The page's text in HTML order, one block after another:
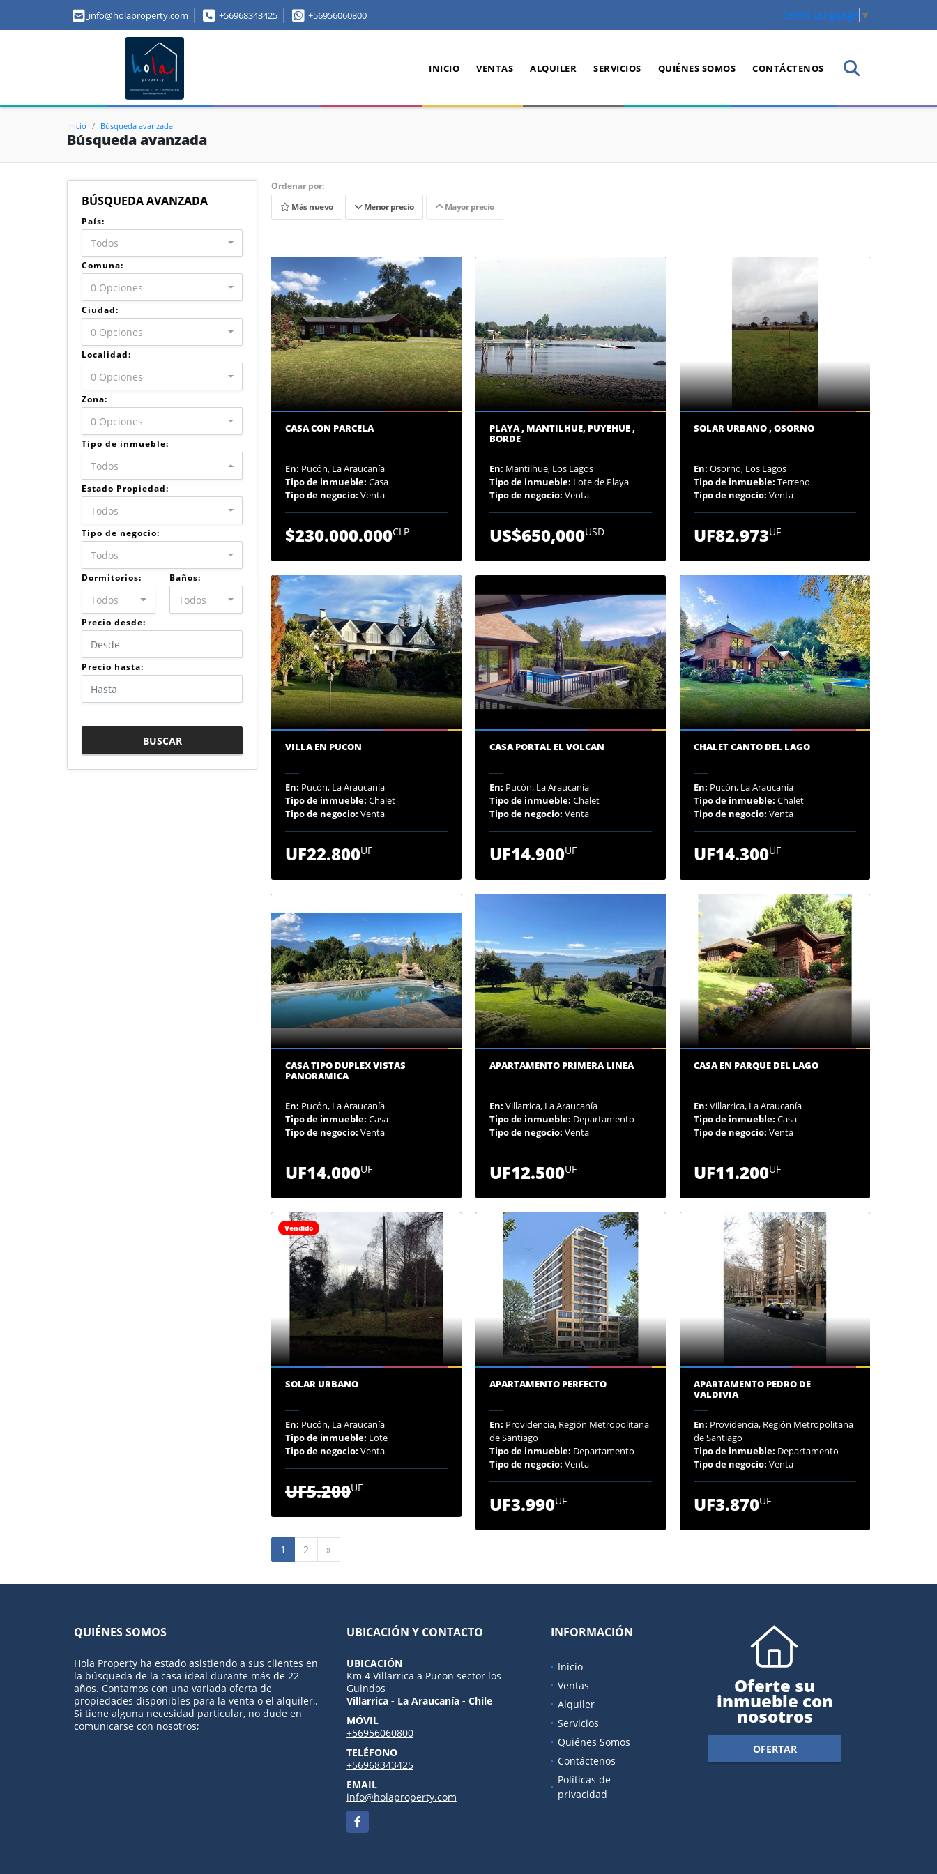
info@holaproperty.com +56968343425 +56956060800 Select Language ▼
INICIO VENTAS ALQUILER SERVICIOS QUIÉNES SOMOS CONTÁCTENOS
Inicio Búsqueda avanzada
Búsqueda avanzada
BÚSQUEDA AVANZADA
País:
Todos
Comuna:
0 Opciones
Ciudad:
0 Opciones
Localidad:
0 Opciones
Zona:
0 Opciones
Tipo de inmueble:
Todos
Estado Propiedad:
Todos
Tipo de negocio:
Todos
Dormitorios:
Todos
Baños:
Todos
Precio desde:
Precio hasta:
BUSCAR
Ordenar por:
Más nuevo
Menor precio Mayor precio
CASA CON PARCELA
En: Pucón, La Araucanía
Tipo de inmueble: Casa
Tipo de negocio: Venta
$230.000.000CLP
PLAYA , MANTILHUE, PUYEHUE ,
BORDE
En: Mantilhue, Los Lagos
Tipo de inmueble: Lote de Playa
Tipo de negocio: Venta
US$650,000USD
SOLAR URBANO , OSORNO
En: Osorno, Los Lagos
Tipo de inmueble: Terreno
Tipo de negocio: Venta
UF82.973UF
VILLA EN PUCON
En: Pucón, La Araucanía
Tipo de inmueble: Chalet
Tipo de negocio: Venta
UF22.800UF
CASA PORTAL EL VOLCAN
En: Pucón, La Araucanía
Tipo de inmueble: Chalet
Tipo de negocio: Venta
UF14.900UF
CHALET CANTO DEL LAGO
En: Pucón, La Araucanía
Tipo de inmueble: Chalet
Tipo de negocio: Venta
UF14.300UF
CASA TIPO DUPLEX VISTAS
PANORAMICA
En: Pucón, La Araucanía
Tipo de inmueble: Casa
Tipo de negocio: Venta
UF14.000UF
APARTAMENTO PRIMERA LINEA
En: Villarrica, La Araucanía
Tipo de inmueble: Departamento
Tipo de negocio: Venta
UF12.500UF
CASA EN PARQUE DEL LAGO
En: Villarrica, La Araucanía
Tipo de inmueble: Casa
Tipo de negocio: Venta
UF11.200UF
Vendido
SOLAR URBANO
En: Pucón, La Araucanía
Tipo de inmueble: Lote
Tipo de negocio: Venta
UF5.200UF
APARTAMENTO PERFECTO
En: Providencia, Región Metropolitana
de Santiago
Tipo de inmueble: Departamento
Tipo de negocio: Venta
UF3.990UF
APARTAMENTO PEDRO DE
VALDIVIA
En: Providencia, Región Metropolitana
de Santiago
Tipo de inmueble: Departamento
Tipo de negocio: Venta
UF3.870UF
1 2 »
QUIÉNES SOMOS
Hola Property ha estado asistiendo a sus clientes en
la búsqueda de la casa ideal durante más de 22
años. Contamos con una variada oferta de
propiedades disponibles para la venta o el alquiler,.
Si tiene alguna necesidad particular, no dude en
comunicarse con nosotros;
UBICACIÓN Y CONTACTO
UBICACIÓN
Km 4 Villarrica a Pucon sector los
Guindos
Villarrica - La Araucanía - Chile
MÓVIL
+56956060800
TELÉFONO
+56968343425
EMAIL
info@holaproperty.com
Facebook
INFORMACIÓN
Inicio
Ventas
Alquiler
Servicios
Quiénes Somos
Contáctenos
Políticas de
privacidad
Oferte su
inmueble con
nosotros
OFERTAR